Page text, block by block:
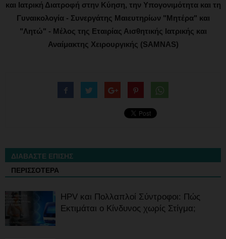
και Ιατρική Διατροφή στην Κύηση, την Υπογονιμότητα και τη
Γυναικολογία - Συνεργάτης Μαιευτηρίων "Μητέρα" και
"Λητώ" - Μέλος της Εταιρίας Αισθητικής Ιατρικής και
Αναίμακτης Χειρουργικής (SAMNAS)
ΔΙΑΒΑΣΤΕ ΕΠΙΣΗΣ
ΠΕΡΙΣΣΟΤΕΡΑ
HPV και Πολλαπλοί Σύντροφοι: Πώς
Εκτιμάται ο Κίνδυνος χωρίς Στίγμα;